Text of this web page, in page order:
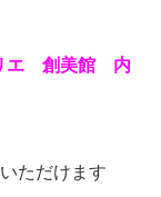
エ 創美館 内
ただけます